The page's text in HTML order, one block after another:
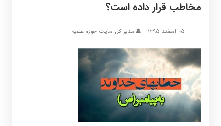
مخاطب قرار داده است؟
مدیر کل سایت حوزه علمیه